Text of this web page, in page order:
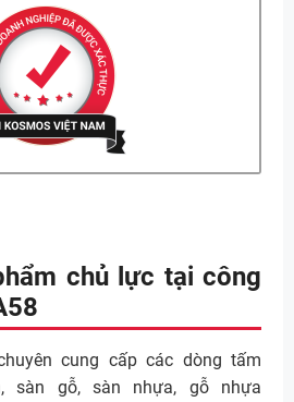
chủ lực tại công
cung cấp các dòng tấm
sàn gỗ, sàn nhựa, gỗ nhựa